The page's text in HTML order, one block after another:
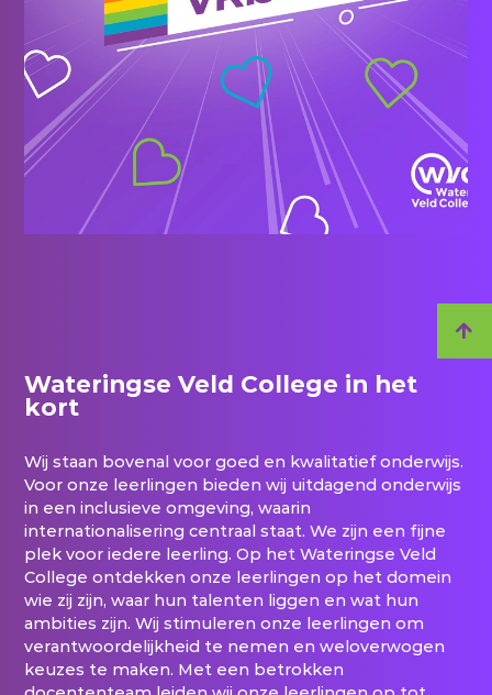
Wateringse Veld College in het
kort
Wij staan bovenal voor goed en kwalitatief onderwijs.
Voor onze leerlingen bieden wij uitdagend onderwijs
in een inclusieve omgeving, waarin
internationalisering centraal staat. We zijn een fijne
plek voor iedere leerling. Op het Wateringse Veld
College ontdekken onze leerlingen op het domein
wie zij zijn, waar hun talenten liggen en wat hun
ambities zijn. Wij stimuleren onze leerlingen om
verantwoordelijkheid te nemen en weloverwogen
keuzes te maken. Met een betrokken